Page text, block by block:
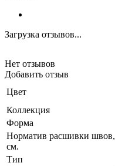
Загрузка отзывов...
Нет отзывов
Добавить отзыв
Цвет
Коллекция
Форма
Норматив расшивки швов,
см.
Тип